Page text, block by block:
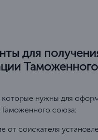
для
нужны для
Таможенного союза:
от соискателя